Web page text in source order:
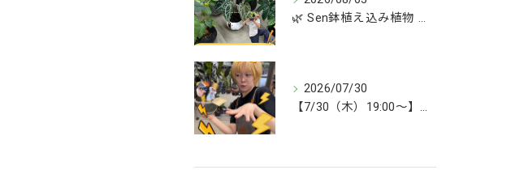
🌿 Sen鉢植え込み植物 オンラインショップデビュー！ 🌿
2026/07/30
【7/30（木）19:00〜】今週は雑貨&植物ライブ！